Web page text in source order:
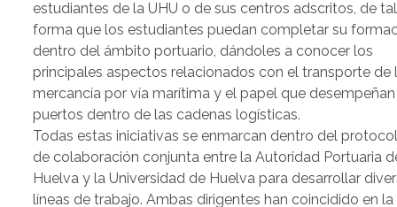
estudiantes de la UHU o de sus centros adscritos, de tal
forma que los estudiantes puedan completar su
dentro del ámbito portuario, dándoles a conocer los
principales aspectos relacionados con el transporte de
mercancía por vía marítima y el papel que
puertos dentro de las cadenas logísticas.
Todas estas iniciativas se enmarcan dentro del
de colaboración conjunta entre la Autoridad Portuaria
Huelva y la Universidad de Huelva para desarrollar
líneas de trabajo. Ambas dirigentes han coincidido en la